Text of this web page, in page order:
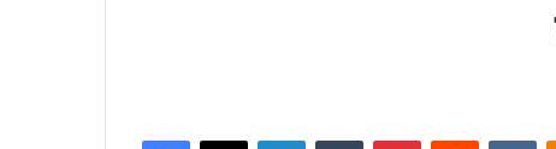
Facebook
X LinkedInTumblr PinterestReddit